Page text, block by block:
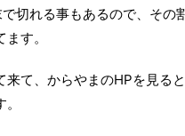
切れる事もあるので、その
す。
て、からやまのHPを見る